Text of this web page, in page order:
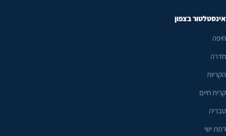
אינסטלטור בצפון
חיפה
חדרה
הקריות
קרית חיים
טבריה
רמת ישי